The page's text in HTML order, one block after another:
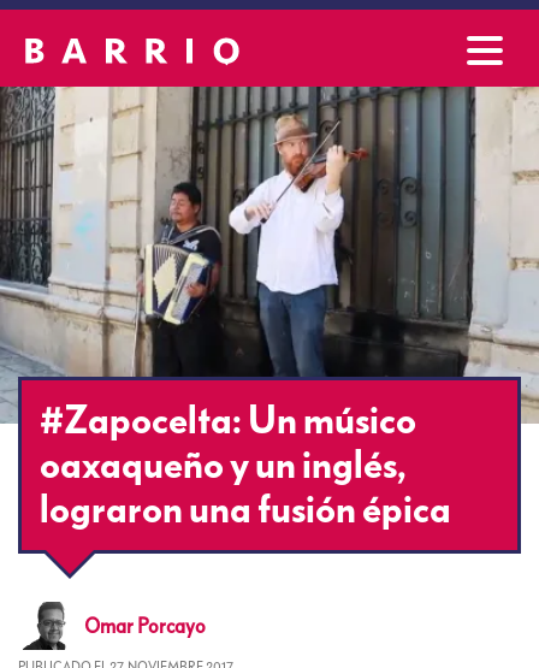
#Zapocelta: Un músico
oaxaqueño y un inglés,
lograron una fusión épica
Omar Porcayo